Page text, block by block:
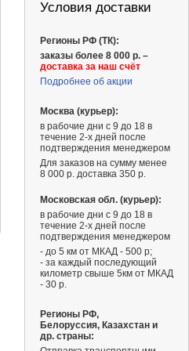
Условия доставки
Регионы РФ (ТК):
заказы более 8 000 р. –
доставка за наш счёт
Подробнее об акции
Москва (курьер):
в рабочие дни с 9 до 18 в
течение 2-х дней после
подтверждения менеджером
Для заказов на сумму менее
8 000 р. доставка 350 р.
Московская обл. (курьер):
в рабочие дни с 9 до 18 в
течение 2-х дней после
подтверждения менеджером
- до 5 км от МКАД - 500 р;
- за каждый последующий
километр свыше 5км от МКАД
- 30 р.
Регионы РФ,
Белоруссия, Казахстан и
др. страны: